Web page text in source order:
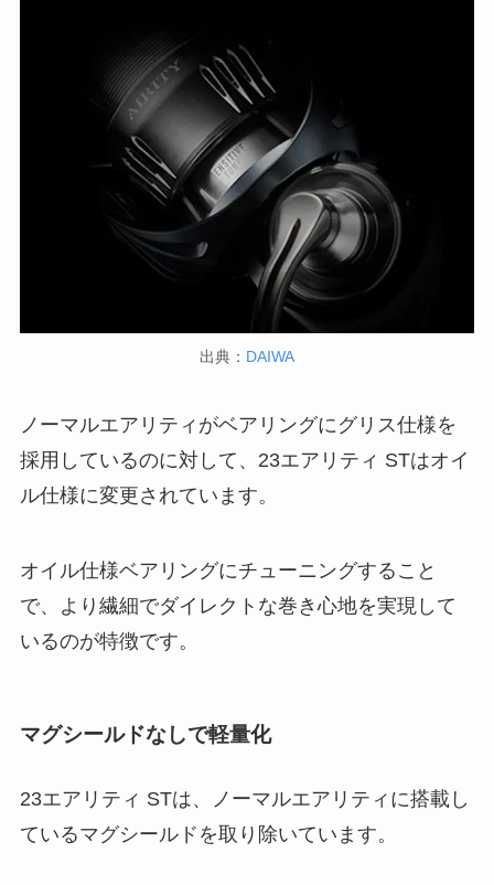
出典： DAIWA
ノーマルエアリティがベアリングにグリス仕様を
採用しているのに対して、23エアリティ STはオイ
ル仕様に変更されています。
オイル仕様ベアリングにチューニングすること
で、より繊細でダイレクトな巻き心地を実現して
いるのが特徴です。
マグシールドなしで軽量化
23エアリティ STは、ノーマルエアリティに搭載し
ているマグシールドを取り除いています。